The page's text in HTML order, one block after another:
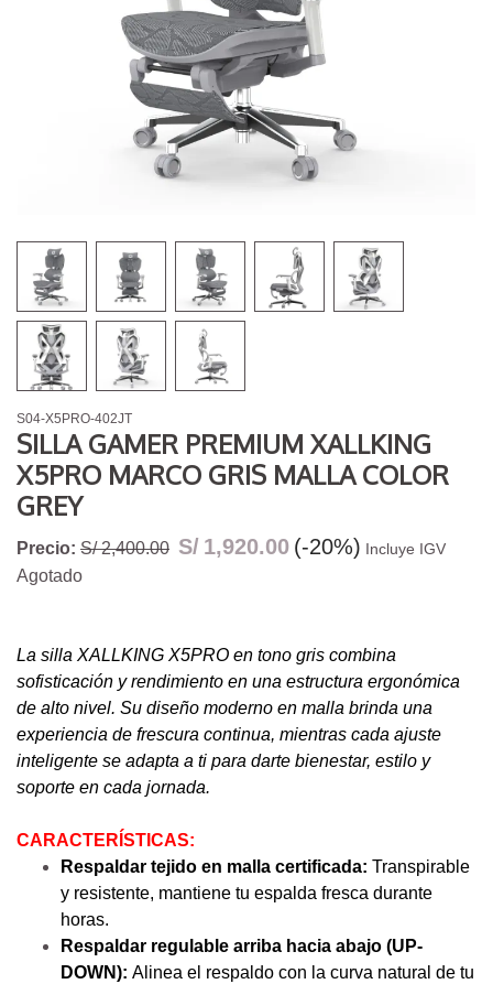
S04-X5PRO-402JT
SILLA GAMER PREMIUM XALLKING
X5PRO MARCO GRIS MALLA COLOR
GREY
Precio: S/ 2,400.00 S/ 1,920.00 (-20%) Incluye IGV
Agotado
La silla XALLKING X5PRO en tono gris combina
sofisticación y rendimiento en una estructura ergonómica
de alto nivel. Su diseño moderno en malla brinda una
experiencia de frescura continua, mientras cada ajuste
inteligente se adapta a ti para darte bienestar, estilo y
soporte en cada jornada.
CARACTERÍSTICAS:
Respaldar tejido en malla certificada: Transpirable
y resistente, mantiene tu espalda fresca durante
horas.
Respaldar regulable arriba hacia abajo (UP-
DOWN): Alinea el respaldo con la curva natural de tu